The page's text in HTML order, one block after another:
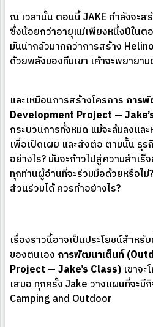
ณ เวลานั้น ตอนนี้ JAKE กำลังจะส
ซึ่งน้อยกว่าอายุแม่เพียงหนึ่งปีใน
มันน่ากลัวมากกว่าการสร้าง
ด้วยพลังของทีมเขา เค้าจะพยายาม
และเหมือนการสร้างโครการการ
Development Project —
กระบวนการทั้งหมด แม้จะล้มลงแล
เพื่อเปิดเผย และส่งต่อ ตามนั้น ธุร
อย่างไร? มันจะก้าวไปสู่ความสำเร็
ทุกท่านผู้อ่านที่จะร่วมมือด้วยหรือไ
ส่วนร่วมได้ ควรทำอย่างไร?
เรื่องราวนี้อาจเป็นประโยชน์สำห
ของตนเองการพัฒนาเต็นท์
Project — Jake’s Class) เขาจ
เสมอ ทุกครั้ง Jake วางแผนที่จะมี
Camping and Outdoor